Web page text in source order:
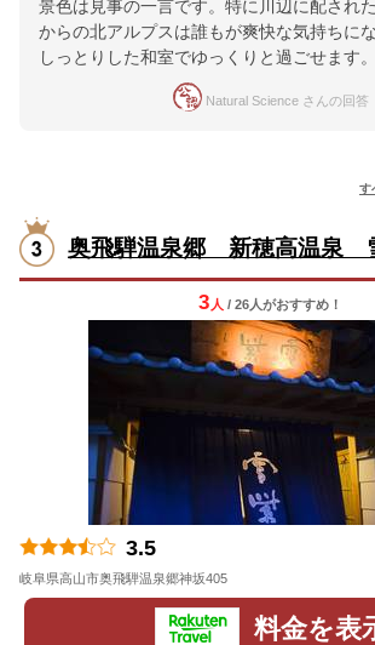
景色は見事の一言です。特に川辺に配され
からの北アルプスは誰もが爽快な気持ちに
しっとりした和室でゆっくりと過ごせます。
Natural Science さんの回答
す
奥飛騨温泉郷 新穂高温泉
3 人 / 26人がおすすめ！
3.5
岐阜県高山市奥飛騨温泉郷神坂405
料金を表